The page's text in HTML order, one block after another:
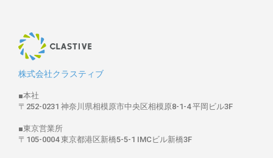
株式会社クラスティブ
■本社
〒252-0231 神奈川県相模原市中央区相模原8-1-4 平岡ビル3F
■東京営業所
〒105-0004 東京都港区新橋5-5-1 IMCビル新橋3F